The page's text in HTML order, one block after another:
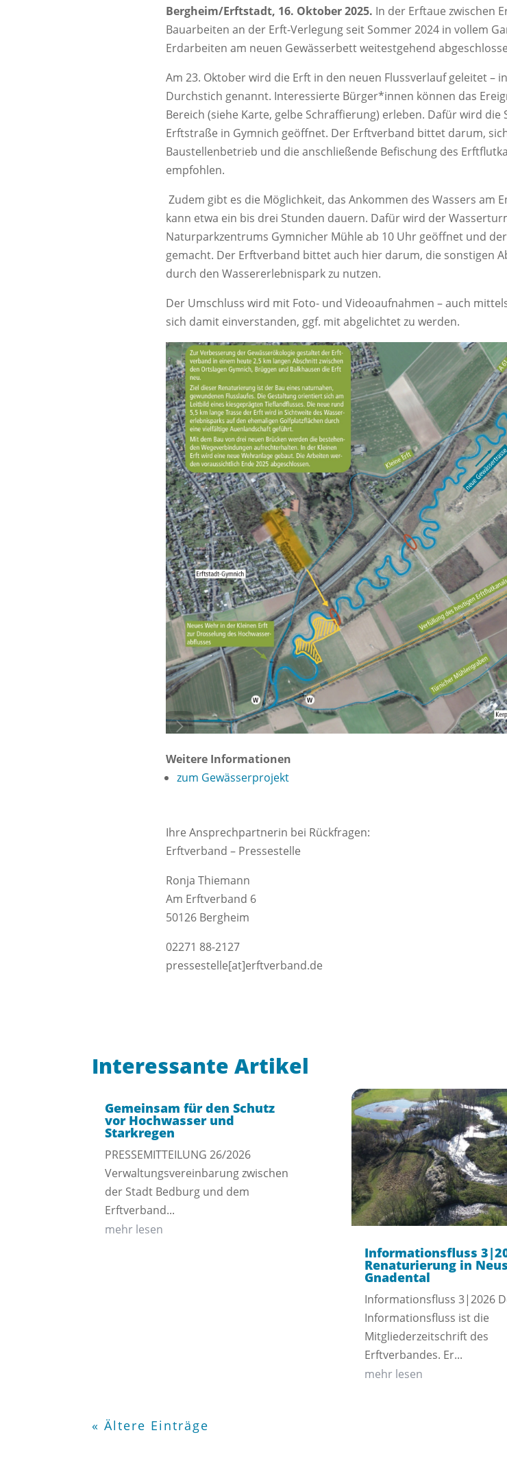
Bergheim/Erftstadt, 16. Oktober 2025. In der Erftaue zwischen
Bauarbeiten an der Erft-Verlegung seit Sommer 2024 in vollem
Erdarbeiten am neuen Gewässerbett weitestgehend
Am 23. Oktober wird die Erft in den neuen Flussverlauf geleitet –
Durchstich genannt. Interessierte Bürger*innen können das
Bereich (siehe Karte, gelbe Schraffierung) erleben. Dafür wird
Erftstraße in Gymnich geöffnet. Der Erftverband bittet darum,
Baustellenbetrieb und die anschließende Befischung des
empfohlen.
Zudem gibt es die Möglichkeit, das Ankommen des Wassers am
kann etwa ein bis drei Stunden dauern. Dafür wird der
Naturparkzentrums Gymnicher Mühle ab 10 Uhr geöffnet und
gemacht. Der Erftverband bittet auch hier darum, die sonstigen
durch den Wassererlebnispark zu nutzen.
Der Umschluss wird mit Foto- und Videoaufnahmen – auch
sich damit einverstanden, ggf. mit abgelichtet zu werden.
Weitere Informationen
zum Gewässerprojekt
Ihre Ansprechpartnerin bei Rückfragen:
Erftverband – Pressestelle
Ronja Thiemann
Am Erftverband 6
50126 Bergheim
02271 88-2127
pressestelle[at]erftverband.de
Interessante Artikel
Gemeinsam für den Schutz
vor Hochwasser und
Starkregen
PRESSEMITTEILUNG 26/2026
Verwaltungsvereinbarung zwischen
der Stadt Bedburg und dem
Erftverband...
mehr lesen
Informationsfluss
Renaturierung in
Gnadental
Informationsfluss 3|2026
Informationsfluss ist die
Mitgliederzeitschrift des
Erftverbandes. Er...
mehr lesen
« Ältere Einträge